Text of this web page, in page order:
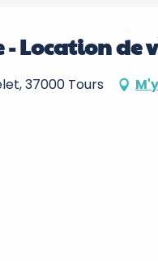
Location de
37000 Tours